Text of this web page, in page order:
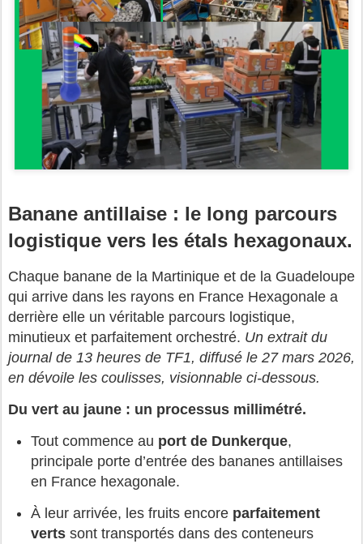
Banane antillaise : le long parcours
logistique vers les étals hexagonaux.
Chaque banane de la Martinique et de la Guadeloupe
qui arrive dans les rayons en France Hexagonale a
derrière elle un véritable parcours logistique,
minutieux et parfaitement orchestré. Un extrait du
journal de 13 heures de TF1, diffusé le 27 mars 2026,
en dévoile les coulisses, visionnable ci-dessous.
Du vert au jaune : un processus millimétré.
Tout commence au port de Dunkerque,
principale porte d’entrée des bananes antillaises
en France hexagonale.
À leur arrivée, les fruits encore parfaitement
verts sont transportés dans des conteneurs